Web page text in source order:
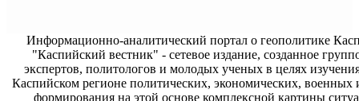
Информационно-аналитический портал о геополитике
"Каспийский вестник" - сетевое издание, созданное
экспертов, политологов и молодых ученых в целях
Каспийском регионе политических, экономических, военных
формирования на этой основе комплексной картины